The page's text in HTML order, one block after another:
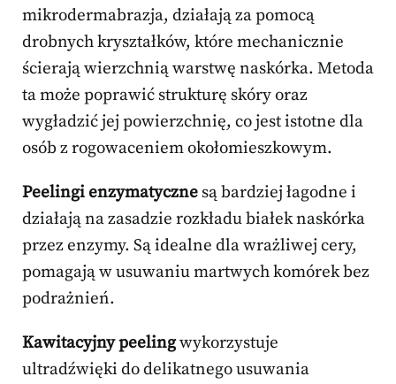
mikrodermabrazja, działają za pomocą
drobnych kryształków, które mechanicznie
ścierają wierzchnią warstwę naskórka. Metoda
ta może poprawić strukturę skóry oraz
wygładzić jej powierzchnię, co jest istotne dla
osób z rogowaceniem okołomieszkowym.
Peelingi enzymatyczne są bardziej łagodne i
działają na zasadzie rozkładu białek naskórka
przez enzymy. Są idealne dla wrażliwej cery,
pomagają w usuwaniu martwych komórek bez
podrażnień.
Kawitacyjny peelingwykorzystuje
ultradźwięki do delikatnego usuwania